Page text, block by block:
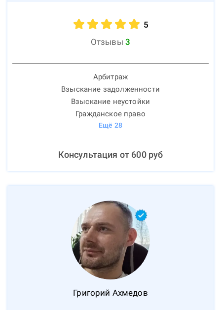
5
Отзывы 3
Арбитраж
Взыскание задолженности
Взыскание неустойки
Гражданское право
Ещё 28
Консультация от 600руб
Григорий Ахмедов